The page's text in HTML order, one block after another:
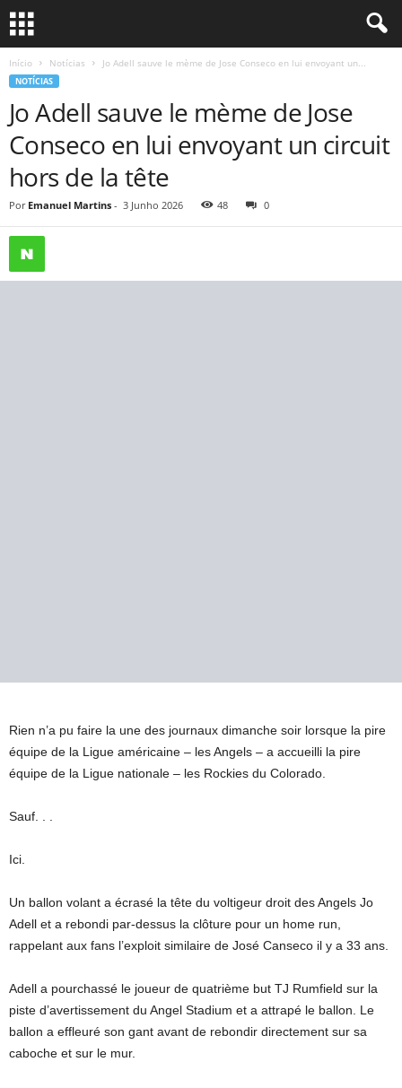
Início Notícias Jo Adell sauve le mème de Jose Conseco en lui envoyant un...
NOTÍCIAS
Jo Adell sauve le mème de Jose
Conseco en lui envoyant un circuit
hors de la tête
Por Emanuel Martins - 3 Junho 2026 48 0
Rien n’a pu faire la une des journaux dimanche soir lorsque la pire
équipe de la Ligue américaine – les Angels – a accueilli la pire
équipe de la Ligue nationale – les Rockies du Colorado.
Sauf. . .
Ici.
Un ballon volant a écrasé la tête du voltigeur droit des Angels Jo
Adell et a rebondi par-dessus la clôture pour un home run,
rappelant aux fans l’exploit similaire de José Canseco il y a 33 ans.
Adell a pourchassé le joueur de quatrième but TJ Rumfield sur la
piste d’avertissement du Angel Stadium et a attrapé le ballon. Le
ballon a effleuré son gant avant de rebondir directement sur sa
caboche et sur le mur.